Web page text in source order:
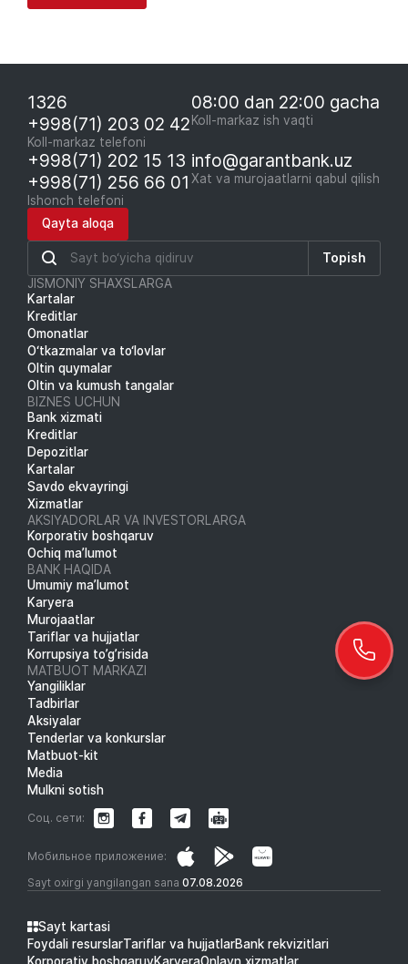
1326
+998(71) 203 02 42
Koll-markaz telefoni
08:00 dan 22:00 gacha
Koll-markaz ish vaqti
+998(71) 202 15 13
+998(71) 256 66 01
Ishonch telefoni
info@garantbank.uz
Xat va murojaatlarni qabul qilish
Qayta aloqa
Topish
JISMONIY SHAXSLARGA
Kartalar
Kreditlar
Omonatlar
O‘tkazmalar va to‘lovlar
Oltin quymalar
Oltin va kumush tangalar
BIZNES UCHUN
Bank xizmati
Kreditlar
Depozitlar
Kartalar
Savdo ekvayringi
Xizmatlar
AKSIYADORLAR VA INVESTORLARGA
Korporativ boshqaruv
Ochiq ma’lumot
BANK HAQIDA
Umumiy ma’lumot
Karyera
Murojaatlar
Tariflar va hujjatlar
Korrupsiya to’g’risida
MATBUOT MARKAZI
Yangiliklar
Tadbirlar
Aksiyalar
Tenderlar va konkurslar
Matbuot-kit
Media
Mulkni sotish
Sayt oxirgi yangilangan sana 07.08.2026
Мобильное приложение:
Соц. сети:
Sayt kartasi
Foydali resurslarTariflar va hujjatlarBank rekvizitlari
Korporativ boshqaruvKaryeraOnlayn xizmatlar